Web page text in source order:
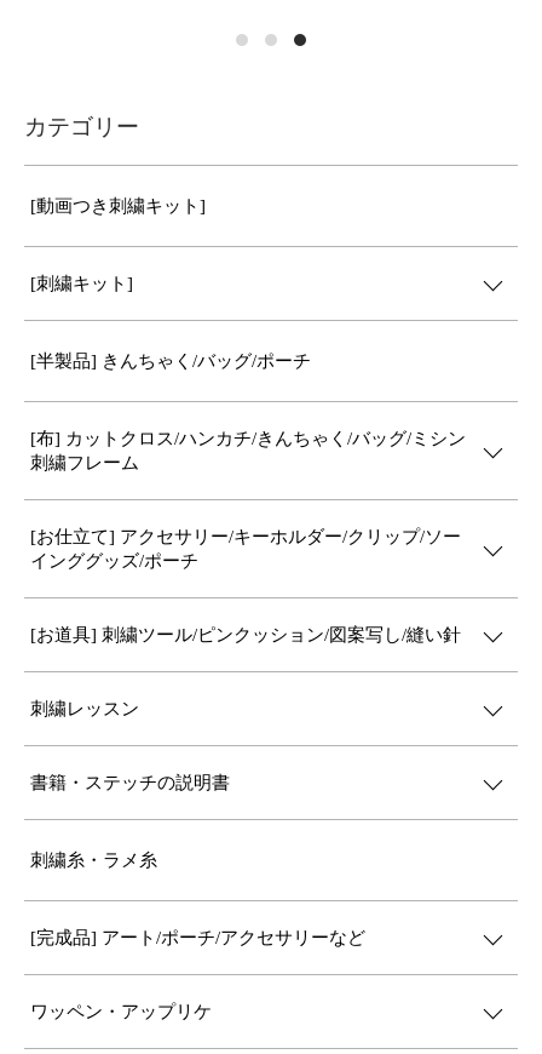
カテゴリー
[動画つき刺繍キット]
[刺繍キット]
[半製品] きんちゃく/バッグ/ポーチ
[布] カットクロス/ハンカチ/きんちゃく/バッグ/ミシン
刺繍フレーム
[お仕立て] アクセサリー/キーホルダー/クリップ/ソー
インググッズ/ポーチ
[お道具] 刺繍ツール/ピンクッション/図案写し/縫い針
刺繍レッスン
書籍・ステッチの説明書
刺繍糸・ラメ糸
[完成品] アート/ポーチ/アクセサリーなど
ワッペン・アップリケ